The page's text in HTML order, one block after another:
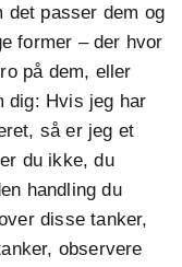
det passer dem og
former – der hvor
på dem, eller
dig: Hvis jeg har
så er jeg et
du ikke, du
handling du
disse tanker,
observere